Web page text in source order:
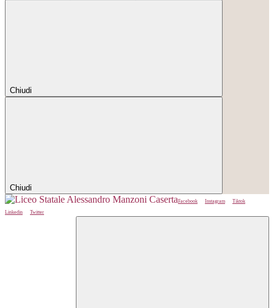
Chiudi
Chiudi
Facebook Instagram
Tiktok
Linkedin
Twitter